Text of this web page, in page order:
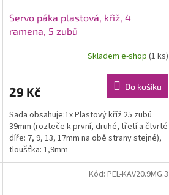
Servo páka plastová, kříž, 4
ramena, 5 zubů
Skladem e-shop (1 ks)
29 Kč Do košíku
Sada obsahuje:1x Plastový kříž 25 zubů
39mm (rozteče k první, druhé, třetí a čtvrté
díře: 7, 9, 13, 17mm na obě strany stejné),
tloušťka: 1,9mm
Kód: PEL-KAV20.9MG.3